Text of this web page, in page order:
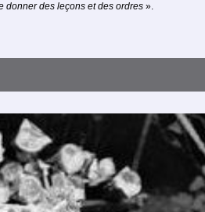
donner des leçons et des ordres ».